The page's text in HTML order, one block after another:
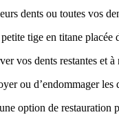
dents ou toutes vos
tige en titane
vos dents restantes et
ou d’endommager
option de restauration